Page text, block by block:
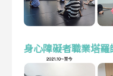
身心障礙者職業塔羅